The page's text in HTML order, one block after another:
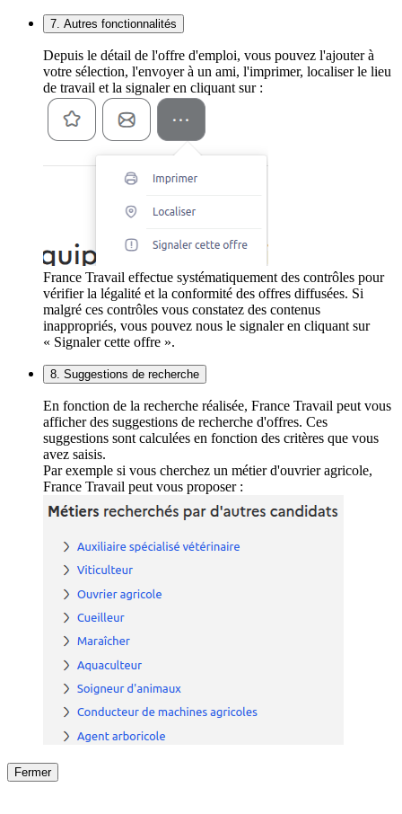
7. Autres fonctionnalités
Depuis le détail de l'offre d'emploi, vous pouvez l'ajouter à
votre sélection, l'envoyer à un ami, l'imprimer, localiser le lieu
de travail et la signaler en cliquant sur :
France Travail effectue systématiquement des contrôles pour
vérifier la légalité et la conformité des offres diffusées. Si
malgré ces contrôles vous constatez des contenus
inappropriés, vous pouvez nous le signaler en cliquant sur
« Signaler cette offre ».
8. Suggestions de recherche
En fonction de la recherche réalisée, France Travail peut vous
afficher des suggestions de recherche d'offres. Ces
suggestions sont calculées en fonction des critères que vous
avez saisis.
Par exemple si vous cherchez un métier d'ouvrier agricole,
France Travail peut vous proposer :
Fermer